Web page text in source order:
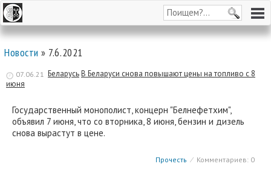
Новости » 7.6.2021
07.06.21 БеларусьВ Беларуси снова повышают цены на топливо с 8
июня
Государственный монополист, концерн "Белнефетхим",
объявил 7 июня, что со вторника, 8 июня, бензин и дизель
снова вырастут в цене.
Прочесть ⁄ Комментариев: 0